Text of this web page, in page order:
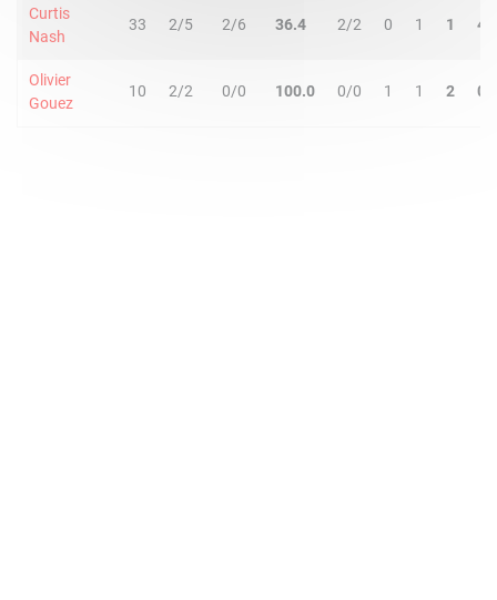
Curtis
Nash
33 2/5 2/6 36.4 2/2 0 1 1 4
Olivier
Gouez
10 2/2 0/0 100.0 0/0 1 1 2 0